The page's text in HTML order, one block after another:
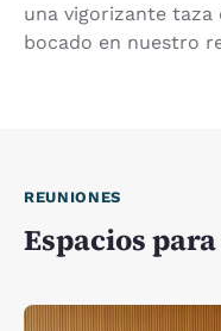
una vigorizante
bocado en nuestro
REUNIONES
Espacios